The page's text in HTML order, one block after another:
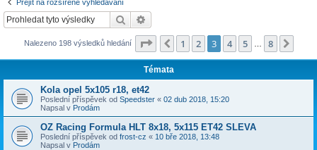
Přejít na rozšířené vyhledávání
Hledat
Nalezeno 198 výsledků hledání Stránka z
Předchozí
1 2 3 4 5 8
Témata
Kola opel 5x105 r18, et42
Poslední příspěvek od Speedster « 02 dub 2018, 15:20
Napsal v Prodám
OZ Racing Formula HLT 8x18, 5x115 ET42 SLEVA
Poslední příspěvek od frost-cz « 10 bře 2018, 13:48
Napsal v Prodám